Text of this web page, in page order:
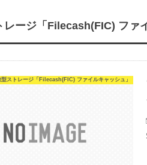
レージ「Filecash(FIC) ファ
型ストレージ「Filecash(FIC) ファイルキャッシュ」